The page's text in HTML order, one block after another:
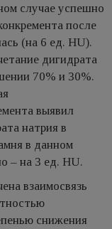
случае успешно
после
(на 6 ед. НU).
дигидрата
70% и 30%.
выявил
натрия в
в данном
– на 3 ед. НU.
взаимосвязь
снижения